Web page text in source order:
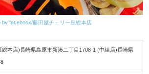
by facebook/藤田屋チェリー豆総本店
総本店)長崎県島原市新湊二丁目1708-1 (中組店)長崎県